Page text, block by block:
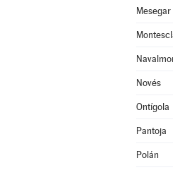
Novés
Ontígola
Pantoja
Polán